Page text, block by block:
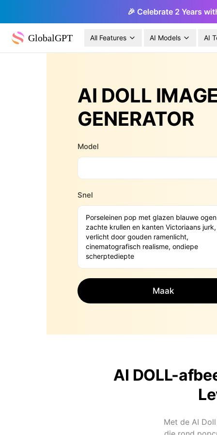
🎉 Celebrate 2 Years
GlobalGPT All Features AI Models AI
AI DOLL
GENERATOR
Model
Snel
Maak
AI DOLL-
Met de AI